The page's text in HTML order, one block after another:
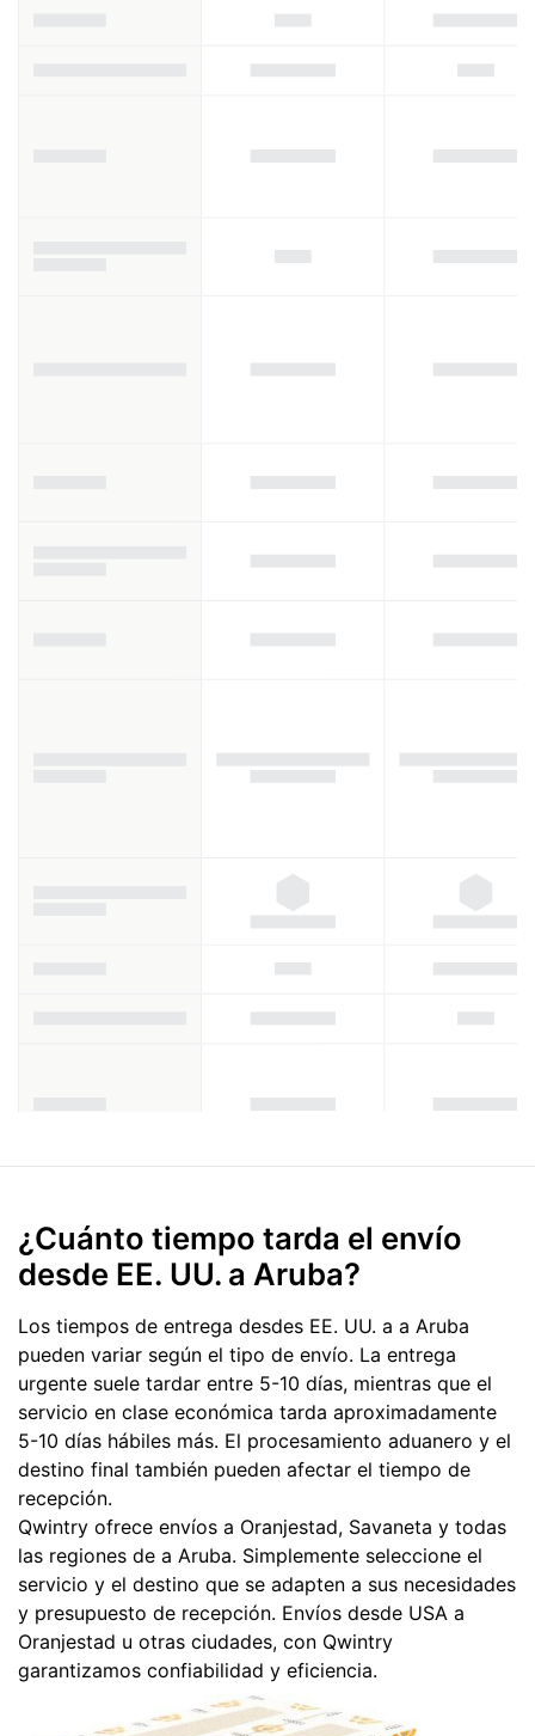
¿Cuánto tiempo tarda el envío
desde EE. UU. a Aruba?
Los tiempos de entrega desdes EE. UU. a a Aruba
pueden variar según el tipo de envío. La entrega
urgente suele tardar entre 5-10 días, mientras que el
servicio en clase económica tarda aproximadamente
5-10 días hábiles más. El procesamiento aduanero y el
destino final también pueden afectar el tiempo de
recepción.
Qwintry ofrece envíos a Oranjestad, Savaneta y todas
las regiones de a Aruba. Simplemente seleccione el
servicio y el destino que se adapten a sus necesidades
y presupuesto de recepción. Envíos desde USA a
Oranjestad u otras ciudades, con Qwintry
garantizamos confiabilidad y eficiencia.